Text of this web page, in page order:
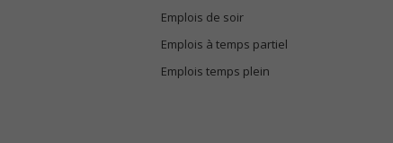
Emplois de soir
Emplois à temps partiel
Emplois temps plein